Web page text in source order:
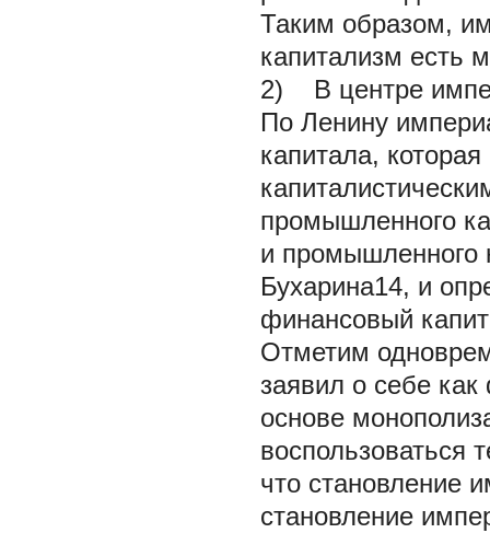
Таким образом,
капитализм есть
2) В центре
По Ленину
капитала,
промышленного
и промышленного
Бухарина14, и
финансовый
Отметим
заявил о себе
основе
воспользоваться
что становление
становление